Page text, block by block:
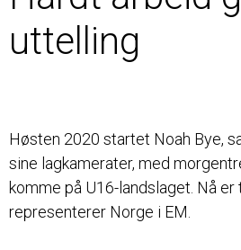
uttelling
Høsten 2020 startet Noah Bye,
sine lagkamerater, med
komme på U16-landslaget. Nå
representerer Norge i EM.